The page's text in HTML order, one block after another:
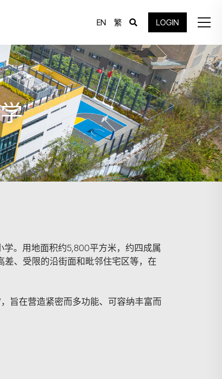
EN 繁 LOGIN
。用地面积约5,800平方米，约四成属
、受限的沿街面和毗邻住宅区等，在
旨在营造紧密而多功能、可容纳丰富而